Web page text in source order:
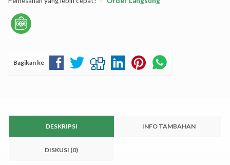
Bagikan ke
DESKRIPSI INFO TAMBAHAN
DISKUSI (0)